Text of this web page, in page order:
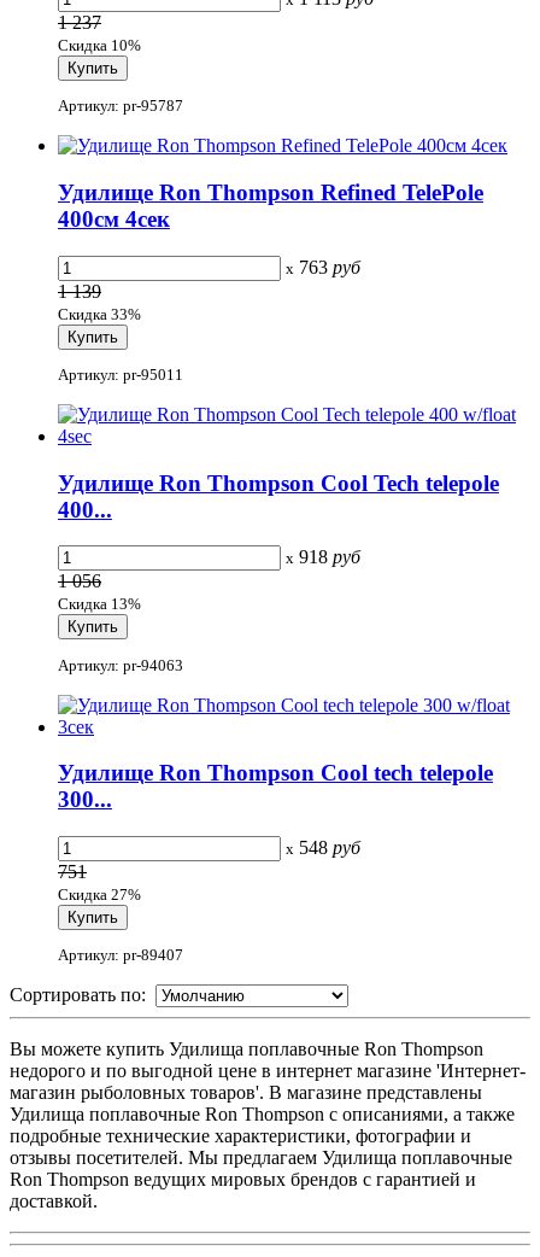
1 237
Скидка 10%
Артикул: pr-95787
Удилище Ron Thompson Refined TelePole
400см 4сек
x 763 руб
1 139
Скидка 33%
Артикул: pr-95011
Удилище Ron Thompson Cool Tech telepole
400...
x 918 руб
1 056
Скидка 13%
Артикул: pr-94063
Удилище Ron Thompson Cool tech telepole
300...
x 548 руб
751
Скидка 27%
Артикул: pr-89407
Сортировать по:
Вы можете купить Удилища поплавочные Ron Thompson
недорого и по выгодной цене в интернет магазине 'Интернет-
магазин рыболовных товаров'. В магазине представлены
Удилища поплавочные Ron Thompson с описаниями, а также
подробные технические характеристики, фотографии и
отзывы посетителей. Мы предлагаем Удилища поплавочные
Ron Thompson ведущих мировых брендов с гарантией и
доставкой.